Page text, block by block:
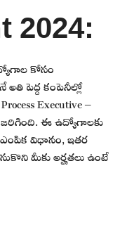
2024:
కోసం
అతి పెద్ద కంపెనీల్లో
Executive –
జరిగింది. ఈ ఉద్యోగాలకు
ఎంపిక విధానం, ఇతర
మీకు అర్హతలు ఉంటే